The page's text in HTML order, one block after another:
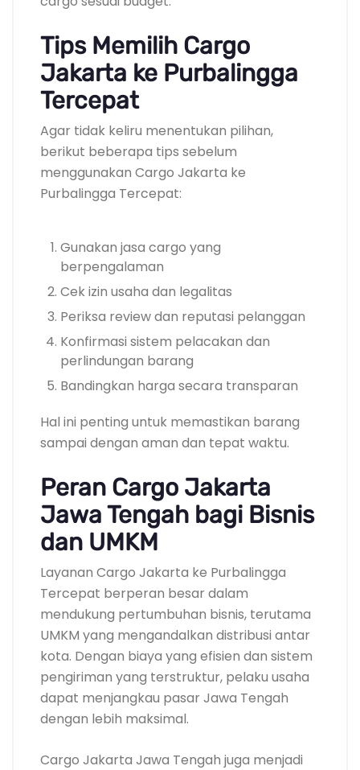
Tips Memilih Cargo
Jakarta ke Purbalingga
Tercepat
Agar tidak keliru menentukan pilihan,
berikut beberapa tips sebelum
menggunakan Cargo Jakarta ke
Purbalingga Tercepat:
Gunakan jasa cargo yang
berpengalaman
Cek izin usaha dan legalitas
Periksa review dan reputasi pelanggan
Konfirmasi sistem pelacakan dan
perlindungan barang
Bandingkan harga secara transparan
Hal ini penting untuk memastikan barang
sampai dengan aman dan tepat waktu.
Peran Cargo Jakarta
Jawa Tengah bagi Bisnis
dan UMKM
Layanan Cargo Jakarta ke Purbalingga
Tercepat berperan besar dalam
mendukung pertumbuhan bisnis, terutama
UMKM yang mengandalkan distribusi antar
kota. Dengan biaya yang efisien dan sistem
pengiriman yang terstruktur, pelaku usaha
dapat menjangkau pasar Jawa Tengah
dengan lebih maksimal.
Cargo Jakarta Jawa Tengah juga menjadi